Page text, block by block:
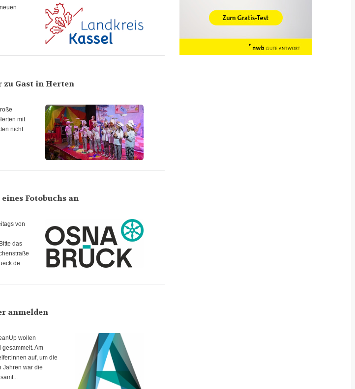
Gast in Herten
mit
nicht
Fotobuchs an
von
das
anmelden
wollen
Am
auf, um die
Jahren war die